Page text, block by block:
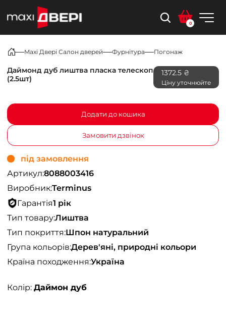
0
Maxi Двері Салон дверей Фурнітура Погонаж
Даймонд дуб лиштва пласка телескоп
(2.5шт)
1372.5 ₴
Ціну уточнюйте
Додати до кошика
Замовити дзвінок
під замовлення
Артикул:8088003416
Виробник:Terminus
Гарантія1 рік
Тип товару:Лиштва
Тип покриття:Шпон натуральний
Група кольорів:Дерев'яні, природні кольори
Країна походження:Україна
Колір: Даймон дуб